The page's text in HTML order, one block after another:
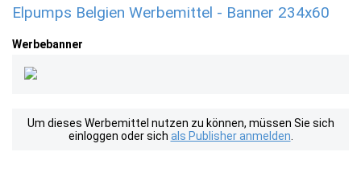
Elpumps Belgien Werbemittel - Banner 234x60
Werbebanner
Um dieses Werbemittel nutzen zu können, müssen Sie sich
einloggen oder sich als Publisher anmelden